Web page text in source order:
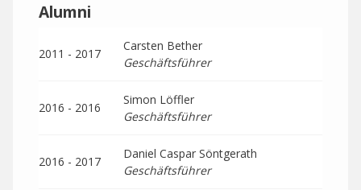
Alumni
2011 - 2017
Carsten Bether
Geschäftsführer
2016 - 2016
Simon Löffler
Geschäftsführer
2016 - 2017
Daniel Caspar Söntgerath
Geschäftsführer